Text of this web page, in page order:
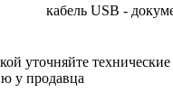
кабель USB -
уточняйте
у продавца